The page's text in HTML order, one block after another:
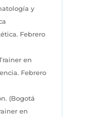
y
Febrero
en
Febrero
(Bogotá
en